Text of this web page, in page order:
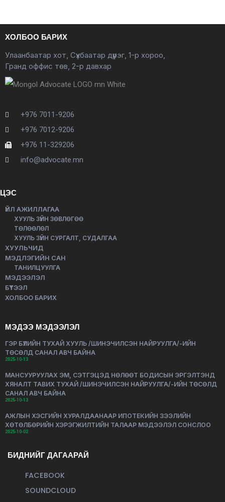
ХОЛБОО БАРИХ
Улаанбаатар хот, Сүхбаатар дүүрэг, 1-р хороо,
Гранд оффис төв, 2-р давхар
+976 7011-9206
+976 7012-9206
+976 11-329206
info@advocate.mn
ЦЭС
ҮЙЛ АЖИЛЛАГАА
ХУУЛЬ ЗҮЙН ЗӨВЛӨГӨӨ
ТӨЛӨӨЛӨЛ
ХУУЛЬ ЗҮЙН СУРГАЛТ, СУДАЛГАА
ХУУЛЬЧИД
МЭДЛЭГИЙН САН
ТАНИЛЦУУЛГА
МЭДЭЭЛЭЛ
БҮТЭЭЛ
ХОЛБОО БАРИХ
МЭДЭЭ МЭДЭЭЛЭЛ
ГЭР БҮЛИЙН ТУХАЙ ХУУЛЬ /ШИНЭЧИЛСЭН НАЙРУУЛГА/-ИЙН
ТӨСӨЛД САНАЛ АВЧ БАЙНА
2025-10-13
МАНСУУРУУЛАХ ЭМ, СЭТГЭЦЭД НӨЛӨӨТ БОДИСЫН ЭРГЭЛТЭНД
ХЯНАЛТ ТАВИХ ТУХАЙ /ШИНЭЧИЛСЭН НАЙРУУЛГА/-ИЙН ТӨСӨЛД
САНАЛ АВЧ БАЙНА
2025-10-13
АЖЛЫН ХЭСГИЙН ХУРАЛДААНААР ИПОТЕКИЙН ЗЭЭЛИЙН
ХӨТӨЛБӨРИЙН ХЭРЭГЖИЛТИЙН ТАЛААР МЭДЭЭЛЭЛ СОНСЛОО
2025-10-02
БИДНИЙГ ДАГААРАЙ
FACEBOOK
SOUNDCLOUD